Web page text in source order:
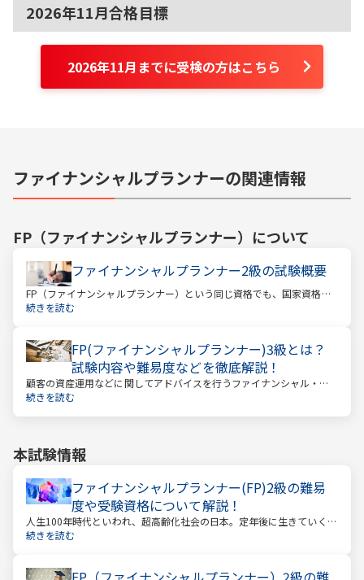
2026年11月合格目標
2026年11月までに受検の方はこちら
ファイナンシャルプランナーの関連情報
FP（ファイナンシャルプランナー） について
ファイナンシャルプランナー2級の試験概要
FP（ファイナンシャルプランナー）という同じ資格でも、国家資格と
民間資格の2種類にわかれています。
続きを読む
FP(ファイナンシャルプランナー)3級とは？
試験内容や難易度などを徹底解説！
顧客の資産運用などに関してアドバイスを行うファイナンシャル・プ
ランナー。このファイナンシャル・プランナーとして働くときに、大
続きを読む
本試験情報
ファイナンシャルプランナー(FP)2級の難易
度や受験資格について解説！
人生100年時代といわれ、超高齢化社会の日本。定年後に生きていく時
間も当然長くなっています。今どんな年齢の人でも、安心して暮らし
続きを読む